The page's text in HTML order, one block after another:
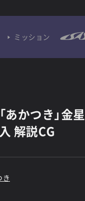
ミッション
あかつき」金星
解説CG
き